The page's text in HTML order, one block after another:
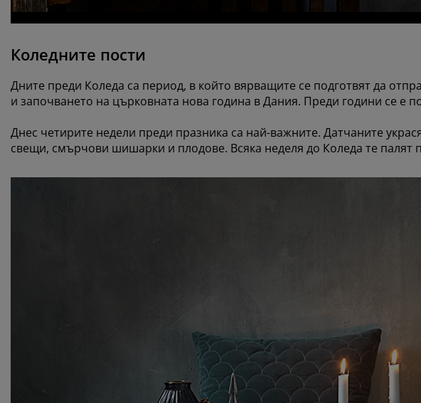
Коледните пости
Дните преди Коледа са период, в който вярващите се подготвят да
и започването на църковната нова година в Дания. Преди години се е
Днес четирите недели преди празника са най-важните. Датчаните
свещи, смърчови шишарки и плодове. Всяка неделя до Коледа те палят